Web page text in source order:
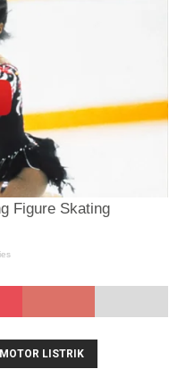
MOTOR LISTRIK